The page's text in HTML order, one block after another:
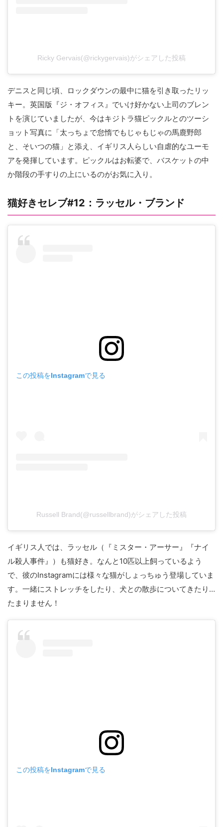
Ricky Gervais(@rickygervais)がシェアした投稿
デニスと同じ頃、ロックダウンの最中に猫を引き取ったリッ
キー。英国版『ジ・オフィス』でいけ好かない上司のブレン
トを演じていましたが、今はキジトラ猫ピックルとのツーシ
ョット写真に「太っちょで怠惰でもじゃもじゃの馬鹿野郎
と、そいつの猫」と添え、イギリス人らしい自虐的なユーモ
アを発揮しています。ピックルはお転婆で、バスケットの中
か階段の手すりの上にいるのがお気に入り。
猫好きセレブ#12：ラッセル・ブランド
この投稿をInstagramで見る
Russell Brand(@russellbrand)がシェアした投稿
イギリス人では、ラッセル（『ミスター・アーサー』『ナイ
ル殺人事件』）も猫好き。なんと10匹以上飼っているよう
で、彼のInstagramには様々な猫がしょっちゅう登場していま
す。一緒にストレッチをしたり、犬との散歩についてきたり…
たまりません！
この投稿をInstagramで見る